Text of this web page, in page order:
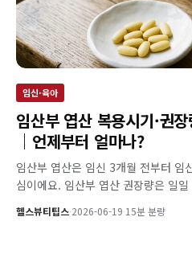
임신·육아
임산부 엽산 복용시기·권
｜언제부터 얼마나?
임산부 엽산은 임신 3개월 전부터 임
심이에요. 임산부 엽산 권장량은 일
헬스뷰티팁스·2026-06-19·15분 분량